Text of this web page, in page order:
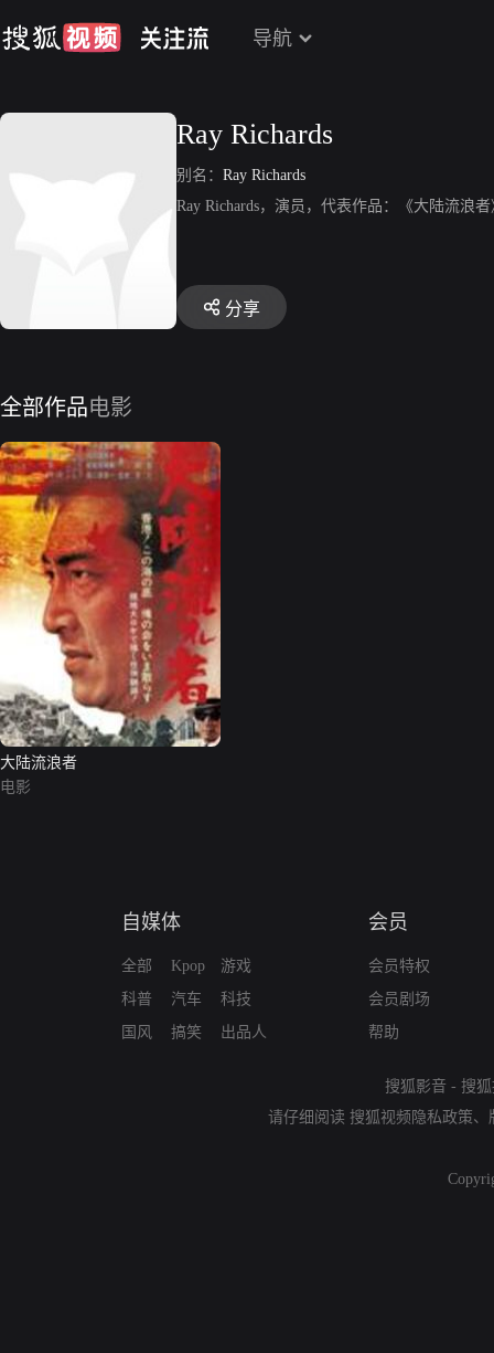
导航
Ray Richards
别名： Ray Richards
Ray Richards，演员，代表作品：《大陆流浪
分享
全部作品电影
大陆流浪者
电影
自媒体
全部
科普
国风
Kpop
汽车
搞笑
游戏
科技
出品人
会员
会员特权
会员剧场
帮助
搜狐影音 - 搜
请仔细阅读 搜狐视频隐私政策、